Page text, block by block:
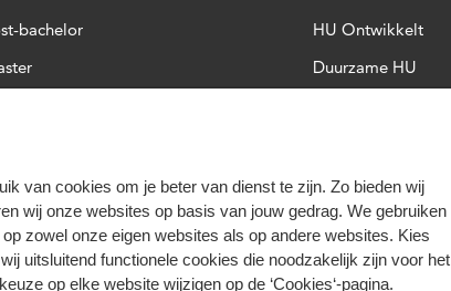
van cookies om je beter van dienst te zijn. Zo bieden wij
wij onze websites op basis van jouw gedrag. We gebruiken
zowel onze eigen websites als op andere websites. Kies
uitsluitend functionele cookies die noodzakelijk zijn voor het
op elke website wijzigen op de ‘Cookies‘-pagina.
bachelor
HU Ontwikkelt
Duurzame HU